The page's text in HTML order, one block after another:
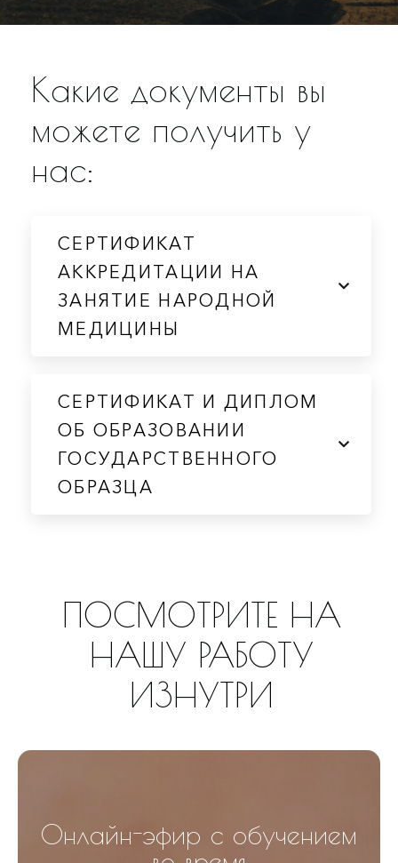
Какие документы вы
можете получить у
нас:
СЕРТИФИКАТ
АККРЕДИТАЦИИ НА
ЗАНЯТИЕ НАРОДНОЙ
МЕДИЦИНЫ
СЕРТИФИКАТ И ДИПЛОМ
ОБ ОБРАЗОВАНИИ
ГОСУДАРСТВЕННОГО
ОБРАЗЦА
ПОСМОТРИТЕ НА
НАШУ РАБОТУ
ИЗНУТРИ
Онлайн-эфир с обучением